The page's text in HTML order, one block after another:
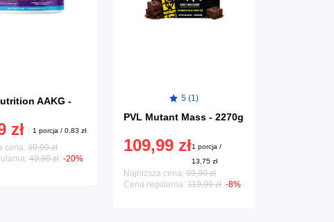
AAKG -
zł 1 porcja / 0,83 zł
cena: 39,99 zł
49,99 zł -20%
5 (1)
PVL Mutant Mass - 2270g
109,99 zł1 porcja /
13,75 zł
Najniższa cena: 99,99 zł
Cena regularna: 119,99 zł -8%